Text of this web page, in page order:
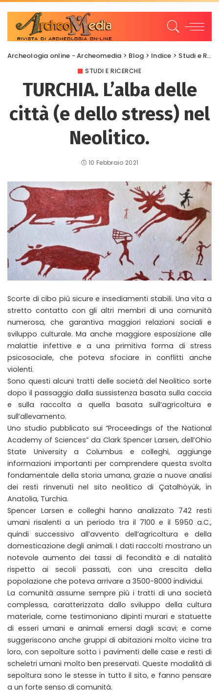
Archeologia online - Archeomedia > Blog > Indice > Studi e Ricerche
STUDI E RICERCHE
TURCHIA. L’alba delle
città (e dello stress) nel
Neolitico.
10 Febbraio 2021
Scorte di cibo più sicure e insediamenti stabili. Una vita a
stretto contatto con gli altri membri di una comunità
numerosa, che garantiva maggiori relazioni sociali e
sviluppo culturale. Ma anche maggiore esposizione alle
malattie infettive e a una primitiva forma di stress
psicosociale, che poteva sfociare in conflitti anche
violenti.
Sono questi alcuni tratti delle società del Neolitico sorte
dopo il passaggio dalla sussistenza basata sulla caccia
e sulla raccolta a quella basata sull’agricoltura e
sull’allevamento.
Uno studio pubblicato sui “Proceedings of the National
Academy of Sciences” da Clark Spencer Larsen, dell’Ohio
State University a Columbus e colleghi, aggiunge
informazioni importanti per comprendere questa svolta
fondamentale della storia umana, grazie a nuove analisi
dei resti rinvenuti nel sito neolitico di Çatalhöyük, in
Anatolia, Turchia.
Spencer Larsen e colleghi hanno analizzato 742 resti
umani risalenti a un periodo tra il 7100 e il 5950 a.C.,
quindi successivo all’avvento dell’agricoltura e della
domesticazione degli animali. I dati raccolti mostrano un
notevole aumento dei tassi di fecondità e di natalità
rispetto ai secoli passati, con una crescita della
popolazione che poteva arrivare a 3500-8000 individui.
La comunità assume sempre più i tratti di una società
complessa, caratterizzata dallo sviluppo della cultura
materiale, come testimoniano dipinti murari e statuette
di esseri umani e animali emersi dagli scavi; e come
suggeriscono anche gruppi di abitazioni molto vicine tra
loro, con sepolture sotto i pavimenti delle case e resti di
scheletri umani molto ben preservati. Queste modalità di
sepoltura sono le stesse in tutto il sito, e fanno pensare
a un forte senso di comunità.